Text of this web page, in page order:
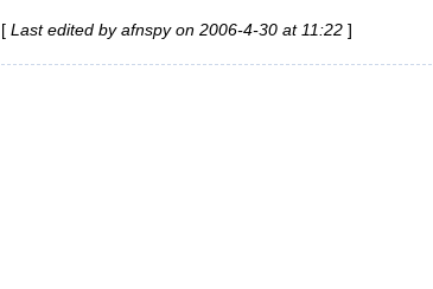
[ Last edited by afnspy on 2006-4-30 at 11:22 ]